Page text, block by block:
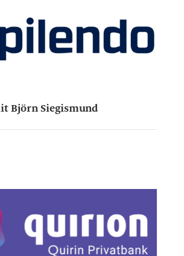
Björn Siegismund